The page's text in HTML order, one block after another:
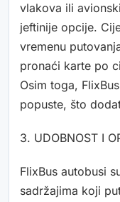
vlakova ili
jeftinije opcije.
vremenu
pronaći karte po
Osim toga,
popuste, što
3. UDOBNOST I
FlixBus autobusi
sadržajima koji